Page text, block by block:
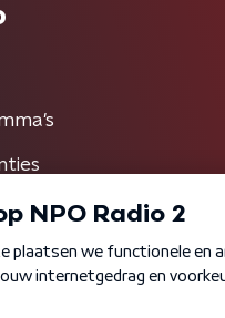
voorwaarden Privacybeleid